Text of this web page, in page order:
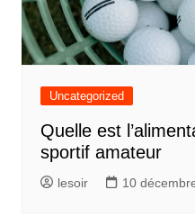
Uncategorized
Quelle est
sportif amateur
lesoir 10